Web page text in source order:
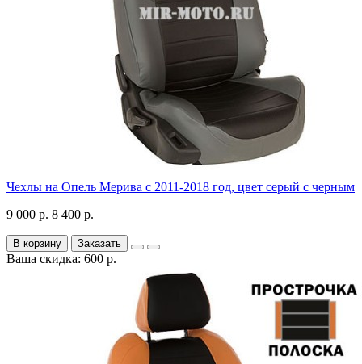
Чехлы на Опель Мерива с 2011-2018 год, цвет серый с черным
9 000 р. 8 400 р.
В корзину Заказать
Ваша скидка: 600 р.